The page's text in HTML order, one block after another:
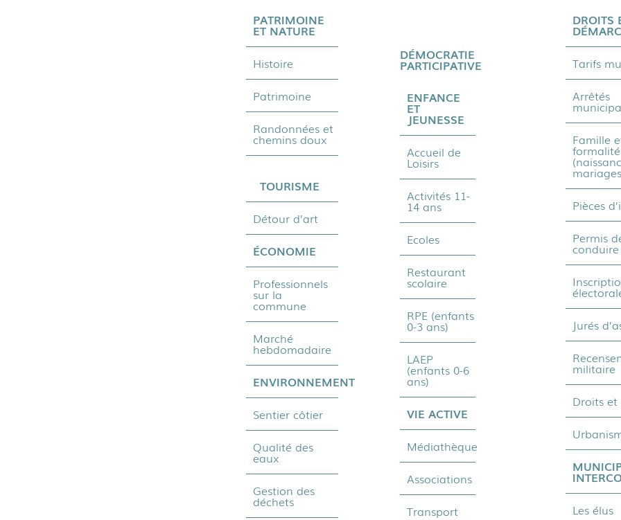
PATRIMOINE
ET NATURE
Histoire
Patrimoine
Randonnées et
chemins doux
TOURISME
Détour d’art
ÉCONOMIE
Professionnels
sur la
commune
Marché
hebdomadaire
ENVIRONNEMENT
Sentier côtier
Qualité des
eaux
Gestion des
déchets
DÉMOCRATIE
PARTICIPATIVE
ENFANCE
ET
JEUNESSE
Accueil de
Loisirs
Activités 11-
14 ans
Ecoles
Restaurant
scolaire
RPE (enfants
0-3 ans)
LAEP
(enfants 0-6
ans)
VIE ACTIVE
Médiathèque
Associations
Transport
DROITS
Tarifs
Arrêtés
Famille
Pièces
Permis
conduire
Jurés
militaire
Droits et
Les élus